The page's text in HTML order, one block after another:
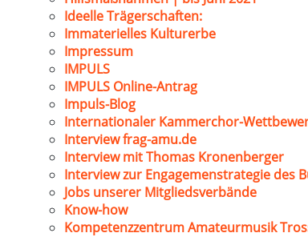
Ideelle Trägerschaften:
Immaterielles Kulturerbe
Impressum
IMPULS
IMPULS Online-Antrag
Impuls-Blog
Internationaler Kammerchor-
Interview frag-amu.de
Interview mit Thomas Kronenberger
Interview zur Engagemenstrategie des
Jobs unserer Mitgliedsverbände
Know-how
Kompetenzzentrum Amateurmusik